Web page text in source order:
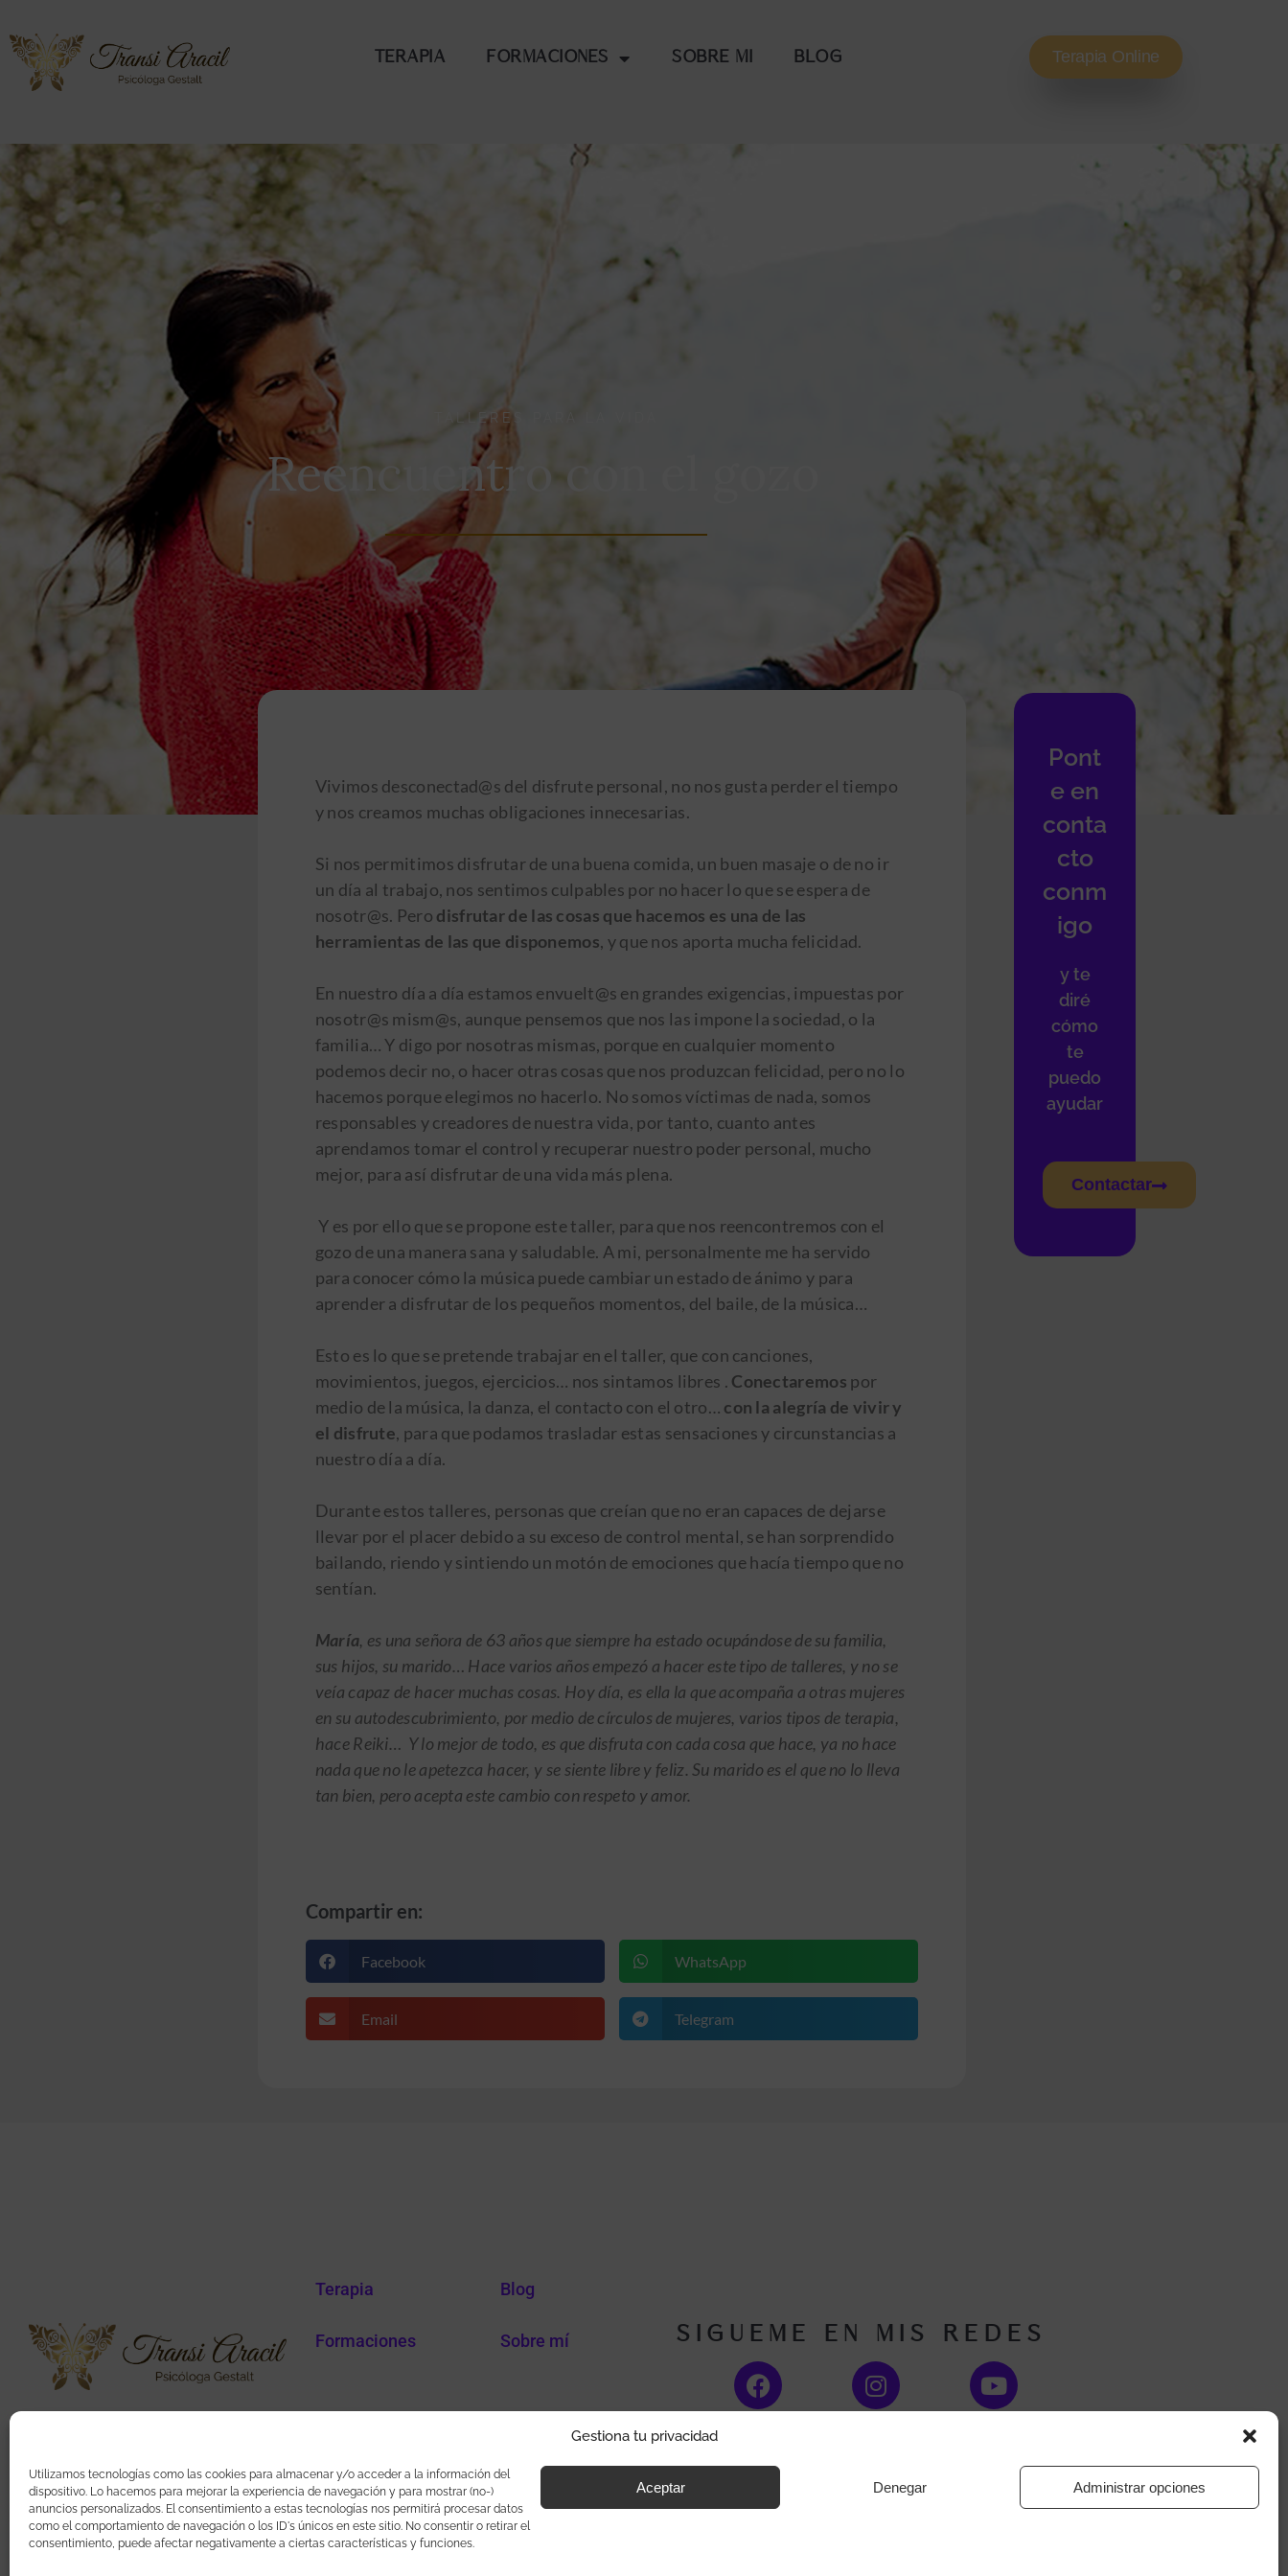
Gestiona tu privacidad
Utilizamos tecnologías como las cookies para almacenar y/o acceder a la información del
dispositivo. Lo hacemos para mejorar la experiencia de navegación y para mostrar (no-)
anuncios personalizados. El consentimiento a estas tecnologías nos permitirá procesar datos
como el comportamiento de navegación o los ID's únicos en este sitio. No consentir o retirar el
consentimiento, puede afectar negativamente a ciertas características y funciones.
Aceptar Denegar Administrar opciones
Terapia Formaciones Sobre mi Blog Terapia Online
TALLERES PARA LA VIDA
Reencuentro con el gozo
Vivimos desconectad@s del disfrute personal, no nos gusta perder el tiempo
y nos creamos muchas obligaciones innecesarias.
Si nos permitimos disfrutar de una buena comida, un buen masaje o de no ir
un día al trabajo, nos sentimos culpables por no hacer lo que se espera de
nosotr@s. Pero disfrutar de las cosas que hacemos es una de las
herramientas de las que disponemos, y que nos aporta mucha felicidad.
En nuestro día a día estamos envuelt@s en grandes exigencias, impuestas por
nosotr@s mism@s, aunque pensemos que nos las impone la sociedad, o la
familia… Y digo por nosotras mismas, porque en cualquier momento
podemos decir no, o hacer otras cosas que nos produzcan felicidad, pero no lo
hacemos porque elegimos no hacerlo. No somos víctimas de nada, somos
responsables y creadores de nuestra vida, por tanto, cuanto antes
aprendamos tomar el control y recuperar nuestro poder personal, mucho
mejor, para así disfrutar de una vida más plena.
Y es por ello que se propone este taller, para que nos reencontremos con el
gozo de una manera sana y saludable. A mi, personalmente me ha servido
para conocer cómo la música puede cambiar un estado de ánimo y para
aprender a disfrutar de los pequeños momentos, del baile, de la música…
Esto es lo que se pretende trabajar en el taller, que con canciones,
movimientos, juegos, ejercicios… nos sintamos libres . Conectaremos por
medio de la música, la danza, el contacto con el otro… con la alegría de vivir y
el disfrute, para que podamos trasladar estas sensaciones y circunstancias a
nuestro día a día.
Durante estos talleres, personas que creían que no eran capaces de dejarse
llevar por el placer debido a su exceso de control mental, se han sorprendido
bailando, riendo y sintiendo un motón de emociones que hacía tiempo que no
sentían.
María, es una señora de 63 años que siempre ha estado ocupándose de su familia,
sus hijos, su marido… Hace varios años empezó a hacer este tipo de talleres, y no se
veía capaz de hacer muchas cosas. Hoy día, es ella la que acompaña a otras mujeres
en su autodescubrimiento, por medio de círculos de mujeres, varios tipos de terapia,
hace Reiki… Y lo mejor de todo, es que disfruta con cada cosa que hace, ya no hace
nada que no le apetezca hacer, y se siente libre y feliz. Su marido es el que no lo lleva
tan bien, pero acepta este cambio con respeto y amor.
Compartir en:
Facebook WhatsApp
Email Telegram
Pont
e en
conta
cto
conm
igo
y te
diré
cómo
te
puedo
ayudar
Contactar
Terapia
Formaciones
Blog
Sobre mí
transipsicologaintegral@outlook.com
Sigueme en mis redes